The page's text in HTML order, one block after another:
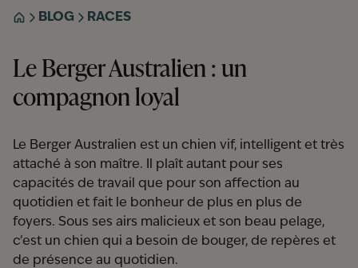
ACCUEIL
BLOG RACES
Le Berger Australien : un
compagnon loyal
Le Berger Australien est un chien vif, intelligent et très
attaché à son maître. Il plaît autant pour ses
capacités de travail que pour son affection au
quotidien et fait le bonheur de plus en plus de
foyers. Sous ses airs malicieux et son beau pelage,
c’est un chien qui a besoin de bouger, de repères et
de présence au quotidien.